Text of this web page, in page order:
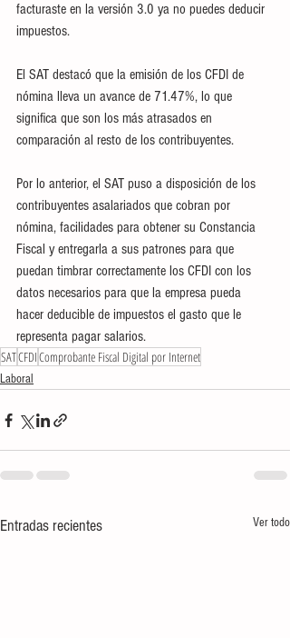
facturaste en la versión 3.0 ya no puedes deducir
impuestos.
El SAT destacó que la emisión de los CFDI de
nómina lleva un avance de 71.47%, lo que
significa que son los más atrasados en
comparación al resto de los contribuyentes.
Por lo anterior, el SAT puso a disposición de los
contribuyentes asalariados que cobran por
nómina, facilidades para obtener su Constancia
Fiscal y entregarla a sus patrones para que
puedan timbrar correctamente los CFDI con los
datos necesarios para que la empresa pueda
hacer deducible de impuestos el gasto que le
representa pagar salarios.
SATCFDIComprobante Fiscal Digital por Internet
Laboral
Entradas recientes Ver todo